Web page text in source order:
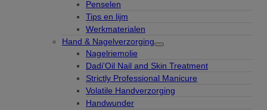
Penselen
Tips en lijm
Werkmaterialen
Hand & Nagelverzorging
Nagelriemolie
Dadi'Oil Nail and Skin Treatment
Strictly Professional Manicure
Volatile Handverzorging
Handwunder